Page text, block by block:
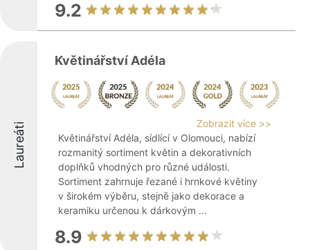
9.2
Laureáti
Květinářství Adéla
Zobrazit více >>
Květinářství Adéla, sídlící v Olomouci, nabízí
rozmanitý sortiment květin a dekorativních
doplňků vhodných pro různé události.
Sortiment zahrnuje řezané i hrnkové květiny
v širokém výběru, stejně jako dekorace a
keramiku určenou k dárkovým ...
8.9